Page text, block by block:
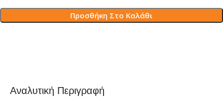
Προσθήκη Στο Καλάθι
Αναλυτική Περιγραφή